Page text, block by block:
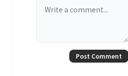
Post Comment